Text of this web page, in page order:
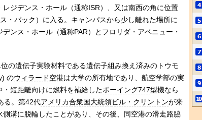
ジデンス・ホール（通称ISR）、又は南西の角に位置
・パック）に入る。キャンパスから少し離れた場所に
ンス・ホール（通称PAR）とフロリダ・アベニュー・
の遺伝子実験材料である遺伝子組み換え済みのトウモ
のウィラード空港は大学の所有地であり、航空学部の実
短距離向けに燃料を補給したボーイング747型機なら
る。第42代アメリカ合衆国大統領ビル・クリントンが来
溝に脱輪したことがあり、その後、同空港の滑走路脇